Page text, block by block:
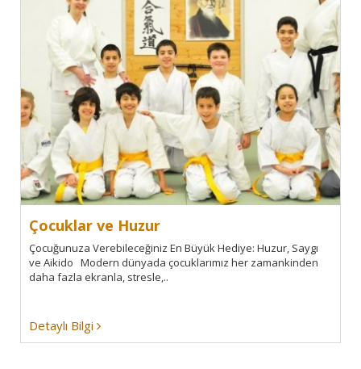
Çocuklar ve Huzur
Çocuğunuza Verebileceğiniz En Büyük Hediye: Huzur, Saygı
ve Aikido Modern dünyada çocuklarımız her zamankinden
daha fazla ekranla, stresle,..
Detaylı Bilgi